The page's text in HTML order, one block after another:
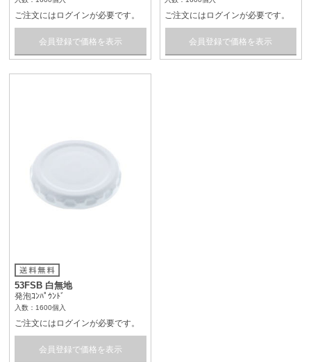
ご注文にはログインが必要です。
会員登録で価格を表示
ご注文にはログインが必要です。
会員登録で価格を表示
53FSB 白無地
発泡ｺﾝﾊﾟｳﾝﾄﾞ
入数：1600個入
ご注文にはログインが必要です。
会員登録で価格を表示